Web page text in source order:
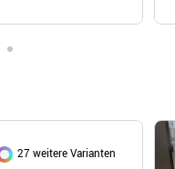
27 weitere Varianten